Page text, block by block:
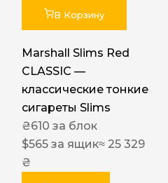
В Корзину
Marshall Slims Red
CLASSIC —
классические тонкие
сигареты Slims
₴610 за блок
$565 за ящик≈ 25 329
₴